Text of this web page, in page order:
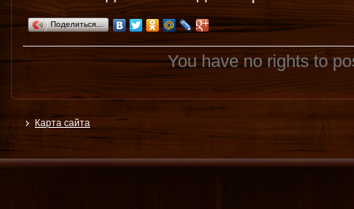
Поделиться…
You have no rights to
Карта сайта